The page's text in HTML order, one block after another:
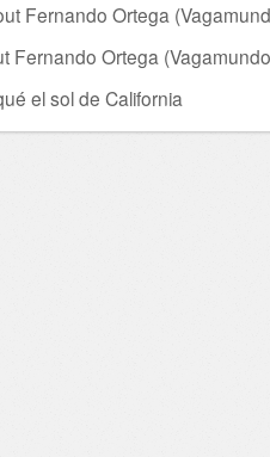
Fernando Ortega
Fernando Ortega
el sol de California